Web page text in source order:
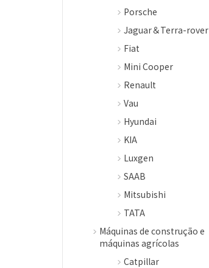
Porsche
Jaguar＆Terra-rover
Fiat
Mini Cooper
Renault
Vau
Hyundai
KIA
Luxgen
SAAB
Mitsubishi
TATA
Máquinas de construção e
máquinas agrícolas
Catpillar